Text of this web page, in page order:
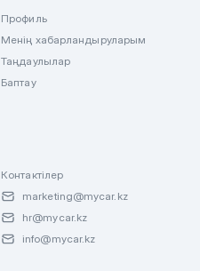
Профиль
Менің хабарландыруларым
Таңдаулылар
Баптау
Контактілер
marketing@mycar.kz
hr@mycar.kz
info@mycar.kz